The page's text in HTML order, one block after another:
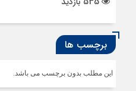
برچسب ها
این مطلب بدون برچسب می باشد.